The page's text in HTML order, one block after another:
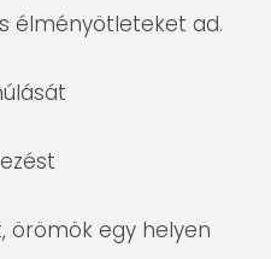
élményötleteket ad.
örömök egy helyen